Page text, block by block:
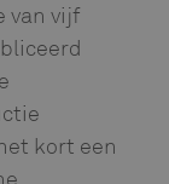
van vijf
kort een